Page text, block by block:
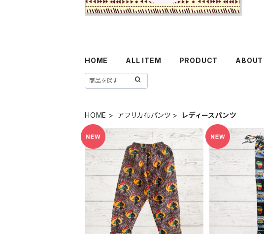
HOME ALL ITEM PRODUCT ABOUT
HOME アフリカ布パンツ レディースパンツ